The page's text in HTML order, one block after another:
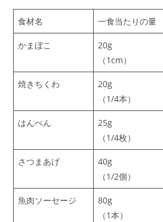
食材名 一食当たりの量
かまぼこ
20g
（1cm）
焼きちくわ
20g
（1/4本）
はんぺん
25g
（1/4枚）
さつまあげ
40g
（1/2個）
魚肉ソーセージ
80g
（1本）